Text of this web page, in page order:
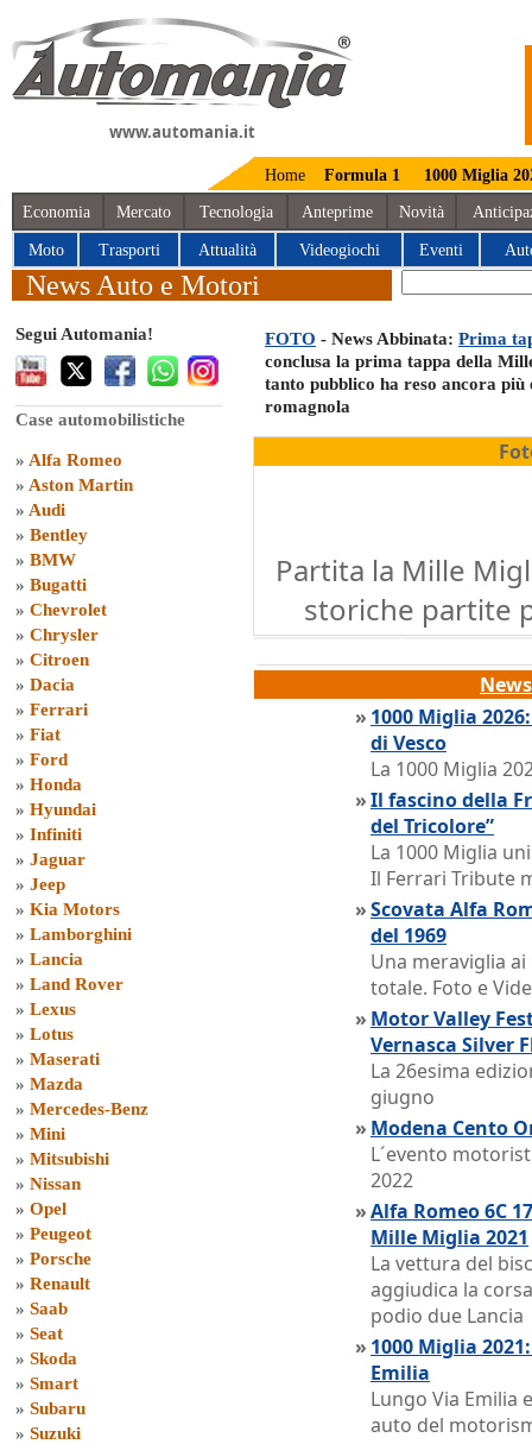
www.automania.it
Home Formula 1 1000 Miglia
Economia Mercato Tecnologia Anteprime Novità
Moto Trasporti Attualità Videogiochi Eventi
News Auto e Motori
Segui Automania!
Case automobilistiche
» Alfa Romeo
» Aston Martin
» Audi
» Bentley
» BMW
» Bugatti
» Chevrolet
» Chrysler
» Citroen
» Dacia
» Ferrari
» Fiat
» Ford
» Honda
» Hyundai
» Infiniti
» Jaguar
» Jeep
» Kia Motors
» Lamborghini
» Lancia
» Land Rover
» Lexus
» Lotus
» Maserati
» Mazda
» Mercedes-Benz
» Mini
» Mitsubishi
» Nissan
» Opel
» Peugeot
» Porsche
» Renault
» Saab
» Seat
» Skoda
» Smart
» Subaru
» Suzuki
FOTO - News Abbinata: Prima
conclusa la prima tappa della
tanto pubblico ha reso ancora più
romagnola
Partita la Mille
storiche partite
» 1000 Miglia
di Vesco
La 1000 Miglia
»Il fascino della
del Tricolore”
La 1000 Miglia
Il Ferrari Tribute
»Scovata Alfa
del 1969
Una meraviglia
totale. Foto e
» Motor Valley
Vernasca Silver
La 26esima
giugno
» Modena Cento
L´evento
2022
»Alfa Romeo 6C
Mille Miglia 2021
La vettura del
aggiudica la
podio due Lancia
» 1000 Miglia
Emilia
Lungo Via Emilia
auto del